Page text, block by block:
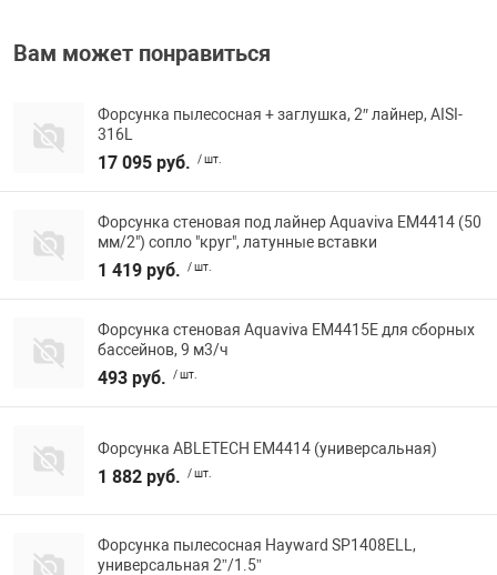
Вам может понравиться
Форсунка пылесосная + заглушка, 2″ лайнер, AISI-
316L
17 095 руб. / шт.
Форсунка стеновая под лайнер Aquaviva EM4414 (50
мм/2") сопло "круг", латунные вставки
1 419 руб. / шт.
Форсунка стеновая Aquaviva EM4415E для сборных
бассейнов, 9 м3/ч
493 руб. / шт.
Форсунка ABLETECH EM4414 (универсальная)
1 882 руб. / шт.
Форсунка пылесосная Hayward SP1408ELL,
универсальная 2”/1.5”